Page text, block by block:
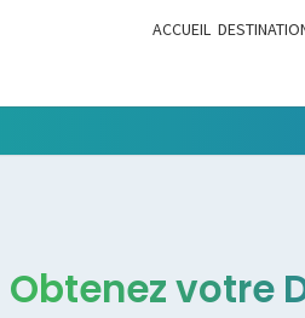
ACCUEIL
Obtenez votre